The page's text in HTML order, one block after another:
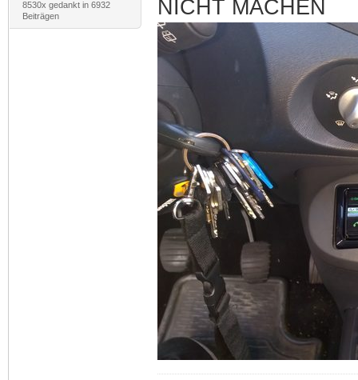
8530x gedankt in 6932
Beiträgen
NICHT MACHEN